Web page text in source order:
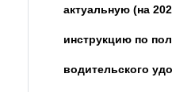
актуальную (на
инструкцию по
водительского